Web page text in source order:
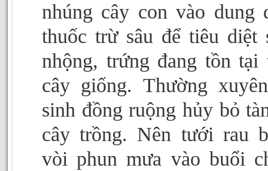
nhúng cây con vào dung
thuốc trừ sâu để tiêu diệt
nhộng, trứng đang tồn tại
cây giống. Thường
sinh đồng ruộng hủy bỏ
cây trồng. Nên tưới rau
vòi phun mưa vào buổi